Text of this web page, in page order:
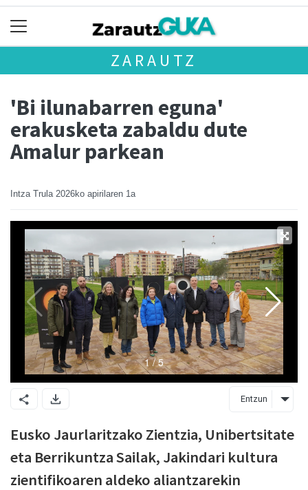
ZARAUTZ
'Bi ilunabarren eguna'
erakusketa zabaldu dute
Amalur parkean
Intza Trula 2026ko apirilaren 1a
Entzun
Eusko Jaurlaritzako Zientzia, Unibertsitate
eta Berrikuntza Sailak, Jakindari kultura
zientifikoaren aldeko aliantzarekin